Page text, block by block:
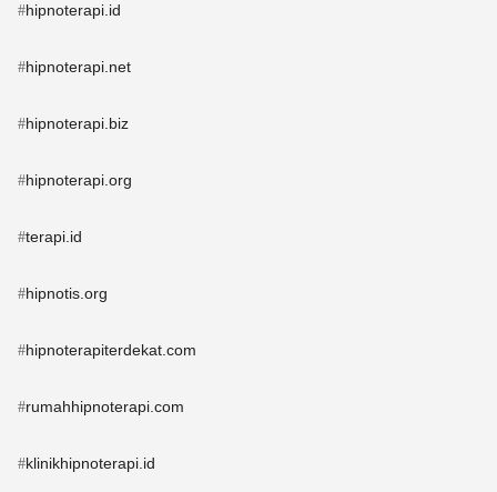
#hipnoterapi.id
#hipnoterapi.net
#hipnoterapi.biz
#hipnoterapi.org
#terapi.id
#hipnotis.org
#hipnoterapiterdekat.com
#rumahhipnoterapi.com
#klinikhipnoterapi.id